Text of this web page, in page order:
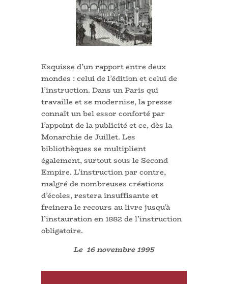
Esquisse d’un rapport entre deux
mondes : celui de l’édition et celui de
l’instruction. Dans un Paris qui
travaille et se modernise, la presse
connaît un bel essor conforté par
l’appoint de la publicité et ce, dès la
Monarchie de Juillet. Les
bibliothèques se multiplient
également, surtout sous le Second
Empire. L’instruction par contre,
malgré de nombreuses créations
d’écoles, restera insuffisante et
freinera le recours au livre jusqu’à
l’instauration en 1882 de l’instruction
obligatoire.
Le 16 novembre 1995